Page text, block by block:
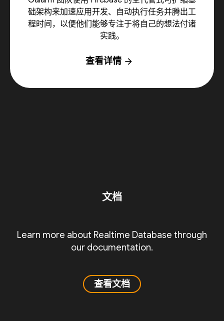
础架构来加速应用开发、自动执行任务并腾出工
程时间，以便他们能够专注于将自己的想法付诸
实践。
查看详情 arrow_forward
文档
Learn more about Realtime Database through
our documentation.
查看文档